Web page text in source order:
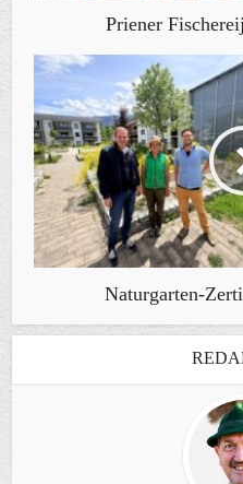
Priener
Naturgarten-